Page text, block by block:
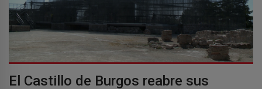
El Castillo de Burgos reabre sus